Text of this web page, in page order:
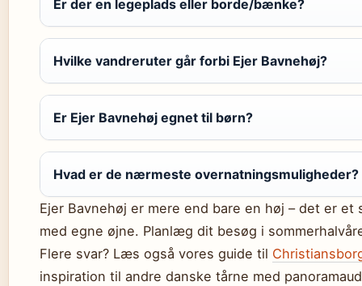
Er der en legeplads eller borde/bænke?
Hvilke vandreruter går forbi Ejer Bavnehøj?
Er Ejer Bavnehøj egnet til børn?
Hvad er de nærmeste overnatningsmuligheder?
Ejer Bavnehøj er mere end bare en høj – det er
med egne øjne. Planlæg dit besøg i
Flere svar? Læs også vores guide til
inspiration til andre danske tårne med